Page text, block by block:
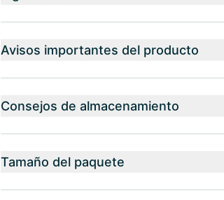
Avisos importantes del producto
Consejos de almacenamiento
Tamaño del paquete